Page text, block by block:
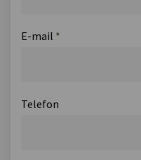
E-mail *
Telefon